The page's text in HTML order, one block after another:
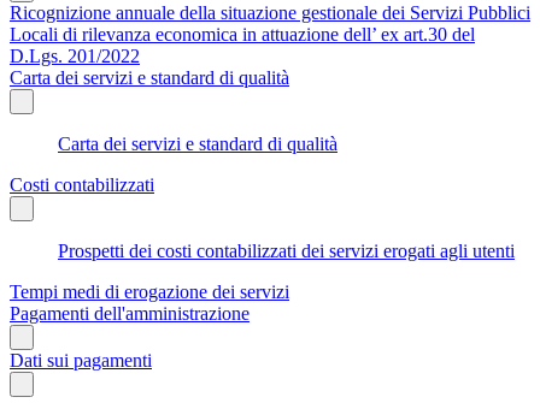
Ricognizione annuale della situazione gestionale dei Servizi Pubblici
Locali di rilevanza economica in attuazione dell’ ex art.30 del
D.Lgs. 201/2022
Carta dei servizi e standard di qualità
Carta dei servizi e standard di qualità
Costi contabilizzati
Prospetti dei costi contabilizzati dei servizi erogati agli utenti
Tempi medi di erogazione dei servizi
Pagamenti dell'amministrazione
Dati sui pagamenti